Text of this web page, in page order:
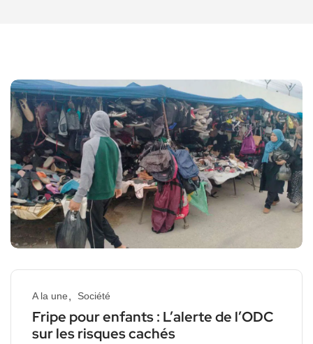
A la une Société
Fripe pour enfants : L’alerte de l’ODC
sur les risques cachés